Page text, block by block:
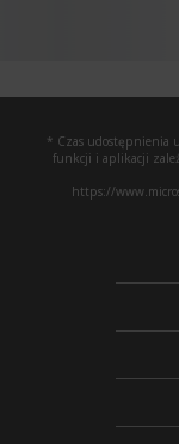
* Czas udostępnienia
funkcji i aplikacji
https://